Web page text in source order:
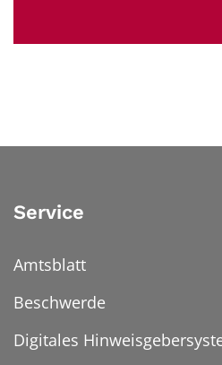
Service
Amtsblatt
Beschwerde
Digitales